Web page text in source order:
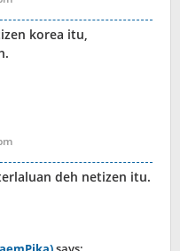
korea itu,
deh netizen itu.